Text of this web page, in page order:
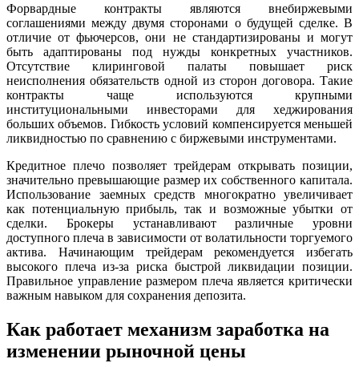
Форвардные контракты являются внебиржевыми
соглашениями между двумя сторонами о будущей сделке. В
отличие от фьючерсов, они не стандартизированы и могут
быть адаптированы под нужды конкретных участников.
Отсутствие клиринговой палаты повышает риск
неисполнения обязательств одной из сторон договора. Такие
контракты чаще используются крупными
институциональными инвесторами для хеджирования
больших объемов. Гибкость условий компенсируется меньшей
ликвидностью по сравнению с биржевыми инструментами.
Кредитное плечо позволяет трейдерам открывать позиции,
значительно превышающие размер их собственного капитала.
Использование заемных средств многократно увеличивает
как потенциальную прибыль, так и возможные убытки от
сделки. Брокеры устанавливают различные уровни
доступного плеча в зависимости от волатильности торгуемого
актива. Начинающим трейдерам рекомендуется избегать
высокого плеча из-за риска быстрой ликвидации позиции.
Правильное управление размером плеча является критически
важным навыком для сохранения депозита.
Как работает механизм заработка на
изменении рыночной цены